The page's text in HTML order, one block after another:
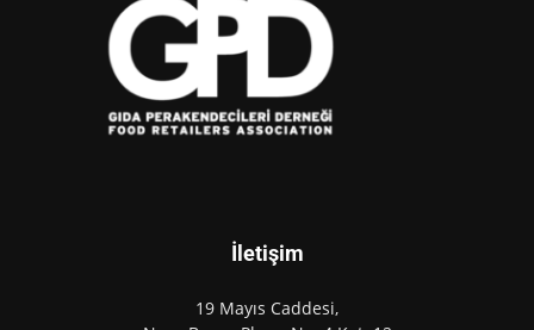
İletişim
19 Mayıs Caddesi,